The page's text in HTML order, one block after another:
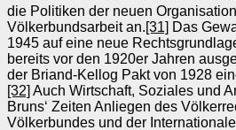
die Politiken der neuen
Völkerbundsarbeit an.[31] Das
1945 auf eine neue
bereits vor den 1920er Jahren
der Briand-Kellog Pakt von 1928
[32] Auch Wirtschaft, Soziales und
Bruns‘ Zeiten Anliegen des
Völkerbundes und der